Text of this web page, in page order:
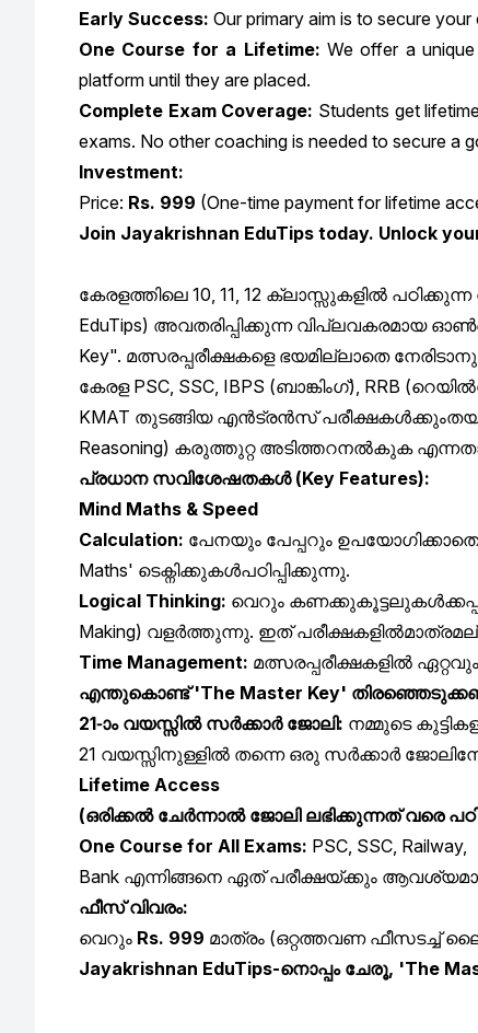
Early Success: Our primary aim is to secure
One Course for a Lifetime: We offer a
platform until they are placed.
Complete Exam Coverage: Students get
exams. No other coaching is needed to secure a
Investment:
Price: Rs. 999 (One-time payment for lifetime
Join Jayakrishnan EduTips today. Unlock
കേരളത്തിലെ 10, 11, 12 ക്ലാസ്സുകളിൽ പഠിക്കുന്ന
EduTips) അവതരിപ്പിക്കുന്ന വിപ്ലവകരമായ
Key". മത്സരപ്പരീക്ഷകളെ ഭയമില്ലാതെ
കേരളPSC, SSC, IBPS (ബാങ്കിംഗ്), RRB (
KMAT തുടങ്ങിയ എൻട്രൻസ് പരീക്ഷകൾക്കും
Reasoning) കരുത്തുറ്റ അടിത്തറനൽകുക
പ്രധാന സവിശേഷതകൾ(Key Features):
Mind Maths & Speed
Calculation: പേനയും പേപ്പറും ഉപയോഗിക്കാതെ
Maths' ടെക്നിക്കുകൾപഠിപ്പിക്കുന്നു.
Logical Thinking: വെറും
Making) വളർത്തുന്നു. ഇത് പരീക്ഷകളിൽ
Time Management: മത്സരപ്പരീക്ഷകളിൽ ഏറ്റവും
എന്തുകൊണ്ട്'The Master Key'
21- വയസ്സിൽ സർക്കാർ ജോലി: നമ്മുടെ
21 വയസ്സിനുള്ളിൽ തന്നെ ഒരു സർക്കാർ ജോലി
Lifetime Access
(ഒരിക്കൽ ചേർന്നാൽ ജോലി ലഭിക്കുന്നത് വരെ
One Course for All Exams: PSC, SSC, Railway,
Bank എന്നിങ്ങനെ ഏത് പരീക്ഷയ്ക്കും
ഫീസ് വിവരം:
വെറും Rs. 999 മാത്രം (ഒറ്റത്തവണ ഫീസടച്ച്
Jayakrishnan EduTips-നൊപ്പം ചേരൂ, 'The